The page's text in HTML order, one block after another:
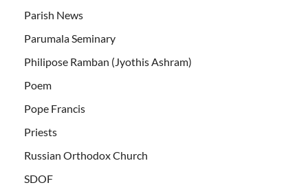
Parish News
Parumala Seminary
Philipose Ramban (Jyothis Ashram)
Poem
Pope Francis
Priests
Russian Orthodox Church
SDOF